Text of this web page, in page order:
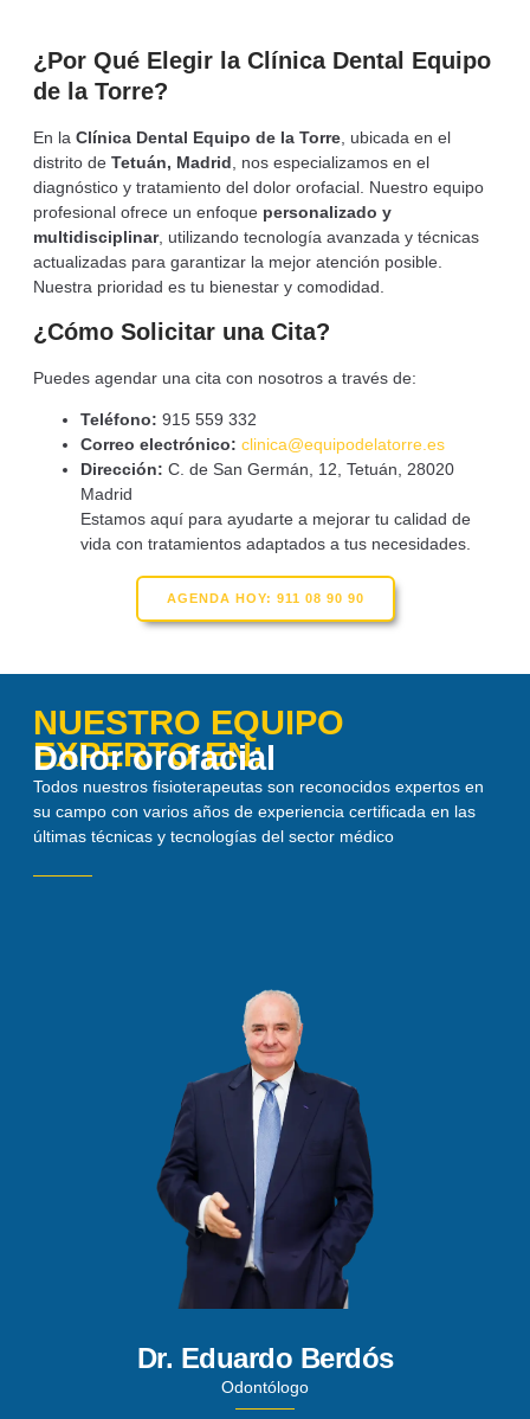
¿Por Qué Elegir la Clínica Dental Equipo
de la Torre?
En la Clínica Dental Equipo de la Torre , ubicada en el
distrito de Tetuán, Madrid , nos especializamos en el
diagnóstico y tratamiento del dolor orofacial. Nuestro equipo
profesional ofrece un enfoque personalizado y
multidisciplinar, utilizando tecnología avanzada y técnicas
actualizadas para garantizar la mejor atención posible.
Nuestra prioridad es tu bienestar y comodidad.
¿Cómo Solicitar una Cita?
Puedes agendar una cita con nosotros a través de:
Teléfono: 915 559 332
Correo electrónico: clinica@equipodelatorre.es
Dirección: C. de San Germán, 12, Tetuán, 28020
Madrid
Estamos aquí para ayudarte a mejorar tu calidad de
vida con tratamientos adaptados a tus necesidades.
AGENDA HOY: 911 08 90 90
NUESTRO EQUIPO
EXPERTO EN:
Dolor orofacial
Todos nuestros fisioterapeutas son reconocidos expertos en
su campo con varios años de experiencia certificada en las
últimas técnicas y tecnologías del sector médico
Dr. Eduardo Berdós
Odontólogo